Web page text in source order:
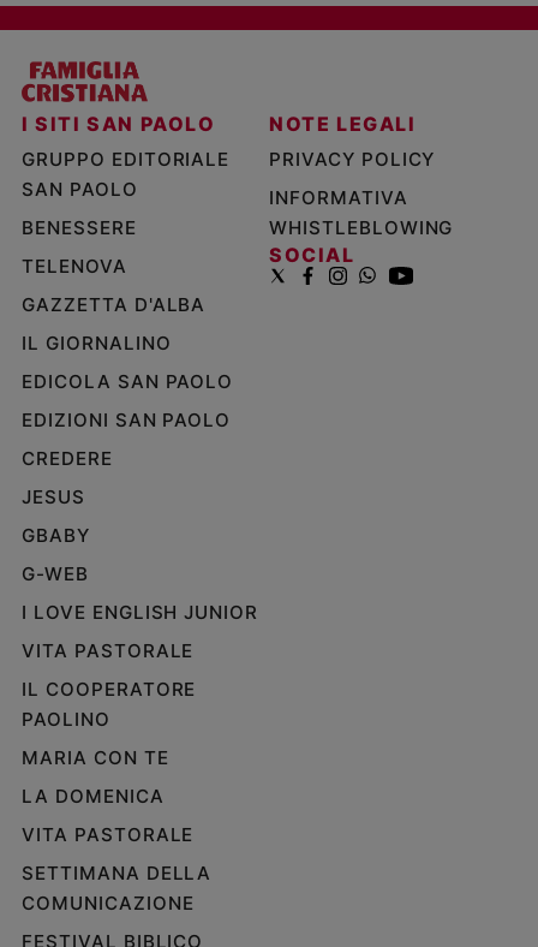
I SITI SAN PAOLO
GRUPPO EDITORIALE
SAN PAOLO
BENESSERE
TELENOVA
GAZZETTA D'ALBA
IL GIORNALINO
EDICOLA SAN PAOLO
EDIZIONI SAN PAOLO
CREDERE
JESUS
GBABY
G-WEB
I LOVE ENGLISH JUNIOR
VITA PASTORALE
IL COOPERATORE
PAOLINO
MARIA CON TE
LA DOMENICA
VITA PASTORALE
SETTIMANA DELLA
COMUNICAZIONE
FESTIVAL BIBLICO
NOTE LEGALI
PRIVACY POLICY
INFORMATIVA
WHISTLEBLOWING
SOCIAL